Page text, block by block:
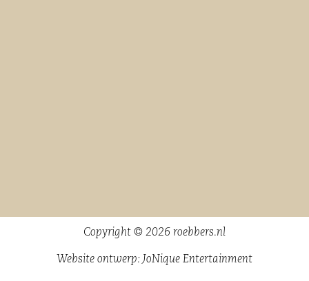
Copyright © 2026 roebbers.nl
Website ontwerp: JoNique Entertainment